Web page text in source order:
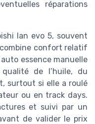
réparations
lan evo 5, souvent
confort relatif
essence manuelle
de l’huile, du
surtout si elle a roulé
ou en track days.
et suivi par un
de valider le prix